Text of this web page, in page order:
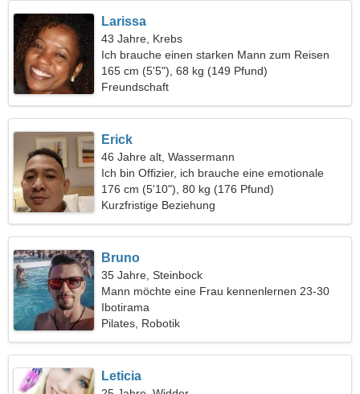
Larissa
43 Jahre, Krebs
Ich brauche einen starken Mann zum Reisen
165 cm (5'5"), 68 kg (149 Pfund)
Freundschaft
Erick
46 Jahre alt, Wassermann
Ich bin Offizier, ich brauche eine emotionale
Frau
176 cm (5'10"), 80 kg (176 Pfund)
Kurzfristige Beziehung
Bruno
35 Jahre, Steinbock
Mann möchte eine Frau kennenlernen 23-30
Ibotirama
Pilates, Robotik
Leticia